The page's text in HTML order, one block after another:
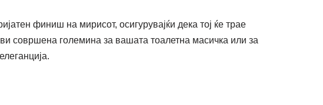
финиш на мирисот, осигурувајќи дека тој ќе трае
совршена големина за вашата тоалетна масичка или за